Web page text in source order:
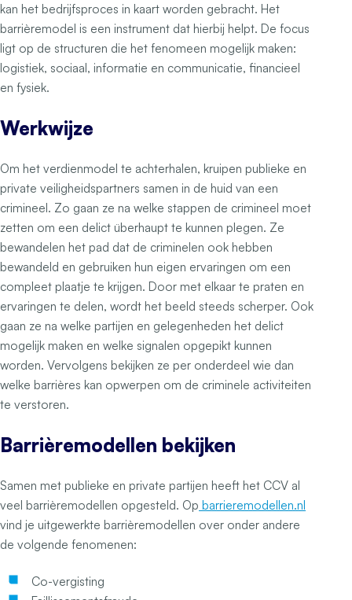
kan het bedrijfsproces in kaart worden gebracht. Het
barrièremodel is een instrument dat hierbij helpt. De focus
ligt op de structuren die het fenomeen mogelijk maken:
logistiek, sociaal, informatie en communicatie, financieel
en fysiek.
Werkwijze
Om het verdienmodel te achterhalen, kruipen publieke en
private veiligheidspartners samen in de huid van een
crimineel. Zo gaan ze na welke stappen de crimineel moet
zetten om een delict überhaupt te kunnen plegen. Ze
bewandelen het pad dat de criminelen ook hebben
bewandeld en gebruiken hun eigen ervaringen om een
compleet plaatje te krijgen. Door met elkaar te praten en
ervaringen te delen, wordt het beeld steeds scherper. Ook
gaan ze na welke partijen en gelegenheden het delict
mogelijk maken en welke signalen opgepikt kunnen
worden. Vervolgens bekijken ze per onderdeel wie dan
welke barrières kan opwerpen om de criminele activiteiten
te verstoren.
Barrièremodellen bekijken
Samen met publieke en private partijen heeft het CCV al
veel barrièremodellen opgesteld. Op barrieremodellen.nl
vind je uitgewerkte barrièremodellen over onder andere
de volgende fenomenen:
Co-vergisting